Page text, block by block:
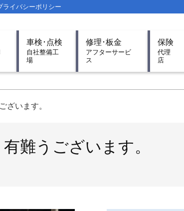
ライバシーポリシー
車検･点検
自社整備工
場
修理･板金
アフターサービ
ス
保険
代理
店
ざいます。
難うございます。